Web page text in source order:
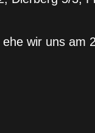
wir uns am